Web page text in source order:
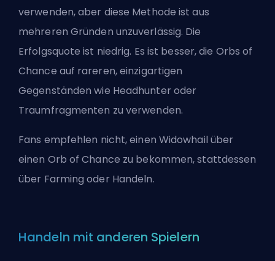
verwenden, aber diese Methode ist aus
mehreren Gründen unzuverlässig. Die
Erfolgsquote ist niedrig. Es ist besser, die Orbs of
Chance auf rareren, einzigartigen
Gegenständen wie Headhunter oder
Traumfragmenten zu verwenden.
Fans empfehlen nicht, einen Widowhail über
einen Orb of Chance zu bekommen, stattdessen
über Farming oder Handeln.
Handeln mit anderen Spielern